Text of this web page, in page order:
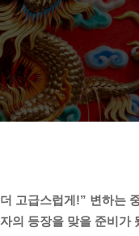
고급스럽게!” 변하는
의 등장을 맞을 준비가